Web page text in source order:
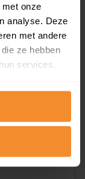
onze
analyse. Deze
met andere
ze hebben
services.